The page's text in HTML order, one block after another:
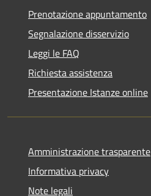
Prenotazione appuntamento
Segnalazione disservizio
Leggi le FAQ
Richiesta assistenza
Presentazione Istanze online
Amministrazione trasparente
Informativa privacy
Note legali